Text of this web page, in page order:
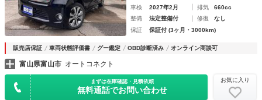
車検
2027年2月 排気
660cc
整備
法定整備付 修復
なし
保証
保証付 (3ヶ月・3000km)
販売店保証 車両状態評価書 グー鑑定 OBD診断済み オンライン商談可
富山県富山市 オートコネクト
まずは在庫確認・見積依頼
無料通話でお問い合わせ
お気に入り